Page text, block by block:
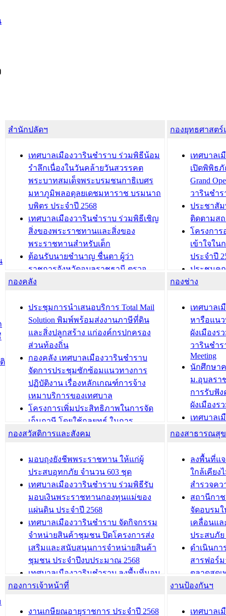
สำนักปลัดฯ
เทศบาลเมืองวารินชำราบ ร่วมพิธีน้อม
รำลึกเนื่องในวันคล้ายวันสวรรคต
พระบาทสมเด็จพระบรมชนกาธิเบศร
มหาภูมิพลอดุลยเดชมหาราช บรมนาถ
บพิตร ประจำปี 2568
เทศบาลเมืองวารินชำราบ ร่วมพิธีเชิญ
สิ่งของพระราชทานและสิ่งของ
พระราชทานสำหรับเด็ก
ต้อนรับนายชำนาญ ชื่นตา ผู้ว่า
ราชการจังหวัดอุบลราชธานี ตรวจ
ความเรียบร้อยของสถานที่ในการเตรี
องคมนตรี
สำนักทะเบียนท้องถิ่นเทศบาลเมือง
วารินชำราบ ดำเนินการมอบทะเบียน
บ้าน ทร.14 และบัตรประจำตัว
ประชาชนบุคคลประเภท 8 แก่บุคคลที่
ได้รับการเพิ่มชื่อในทะเบียนบ้าน
(ท.ร.14) กรณีคนไม่มีสัญชาติไทยได้รับ
อนุญาตให้มีถิ่นที่อยู่
ประชุมคณะกรรมการประเมินผลการ
ควบคุมภายในของ สำนัก/กอง/
โรงเรียน/ศูนย์พัฒนาเด็กเล็ก/สถานธนา
บทความ อื่นๆ ...
กองยุทธศาสต
เทศบาลเ
เปิดพิพิธภั
Grand
วารินชำร
ประชาสัม
ติดตามส
โครงกา
เข้าใจใน
ประจำปี
ประชุมค
ความเสี่ย
ประชุมที
ชีวา สร้า
ขับเคลื่อน
“เมืองแห่
บทความ อื่นๆ ...
กองคลัง
ประชุมการนำเสนอบริการ Total Mail
Solution พิมพ์พร้อมส่งงานภาษีที่ดิน
และสิ่งปลูกสร้าง แก่องค์กรปกครอง
ส่วนท้องถิ่น
กองคลัง เทศบาลเมืองวารินชำราบ
จัดการประชุมซักซ้อมแนวทางการ
ปฏิบัติงาน เรื่องหลักเกณฑ์การจ้าง
เหมาบริการของเทศบาล
โครงการเพิ่มประสิทธิภาพในการจัด
เก็บภาษี โดยใช้กลยุทธ์ ในการ
พัฒนาการจัดเก็บรายได้ ประจำปี พ.ศ.
เทศบาลเมืองวารินชำราบ ร่วมการ
ประชุมวิชาการระดับนานาชาติและ
นิทรรศการด้านนวัตกรรมท้องถิ่น 2568
และรับรางวัลทีมนักวิจัยดีเด่นจาก
นวัตกรรมโครงการทะเบียนภาษีป้าย
ประชุมผู้เช่าอาคารพาณิชย์ บริเวณ
ถนนเกษมสุขและถนนประทุมเทพภักดี
บทความ อื่นๆ ...
กองช่าง
เทศบาลเ
หารือแน
ผังเมืองร
วารินชำร
Meeting
นักศึกษา
ม.อุบลรา
การรับฟั
ผังเมืองร
เทศบาลเ
โครงการ
เทศบาล
รับฟังคว
ผังเมือง
วารินชำ
เทศบาล
ซักซ้อมแ
ประโยช
บทความ อื่นๆ ...
กองสวัสดิการและสังคม
มอบถุงยังชีพพระราชทาน ให้แก่ผู้
ประสบอุทกภัย จำนวน 603 ชุด
เทศบาลเมืองวารินชำราบ ร่วมพิธีรับ
มอบเงินพระราชทานกองทุนแม่ของ
แผ่นดิน ประจำปี 2568
เทศบาลเมืองวารินชำราบ จัดกิจกรรม
จำหน่ายสินค้าชุมชน ปิดโครงการส่ง
เสริมและสนับสนุนการจำหน่ายสินค้า
ชุมชน ประจำปีงบประมาณ 2568
เทศบาลเมืองวารินชำราบ ลงพื้นที่มอบ
น้ำดื่มแก่ผู้พักอาศัย ณ ศูนย์พักพิง
กองสวัสดิการสังคม เทศบาลเมือง
กองสาธารณสุ
ลงพื้นที่แ
ใกล้เคียง
สำรวจค
สถานีกา
จัดอบรม
เคลื่อนแ
ประสบภั
ดำเนินกา
สารฟอร์
ตลาดสดเ
วารินชำร
ถนนแก่เ
กองการเจ้าหน้าที่
งานเกษียณอายุราชการ ประจำปี 2568
งานป้องกันฯ
เทศบาลเ